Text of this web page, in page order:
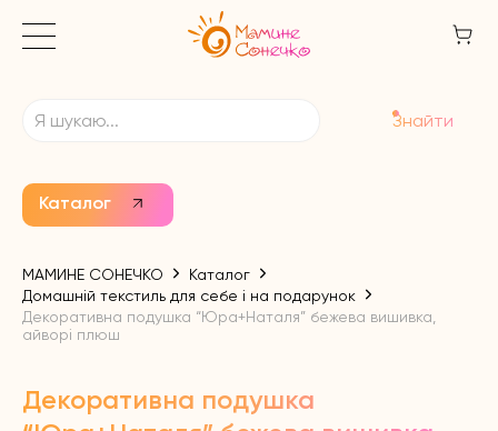
Каталог
Знайти
МАМИНЕ СОНЕЧКО
Каталог
Домашній текстиль для себе і на подарунок
Декоративна подушка “Юра+Наталя” бежева вишивка,
айворі плюш
Декоративна подушка